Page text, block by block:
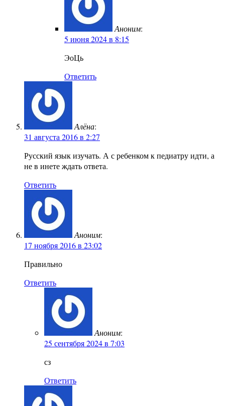
Аноним:
5 июня 2024 в 8:15
ЭоЦь
Ответить
Алёна:
31 августа 2016 в 2:27
Русский язык изучать. А с ребенком к педиатру идти, а
не в инете ждать ответа.
Ответить
Аноним:
17 ноября 2016 в 23:02
Правильно
Ответить
Аноним:
25 сентября 2024 в 7:03
сз
Ответить